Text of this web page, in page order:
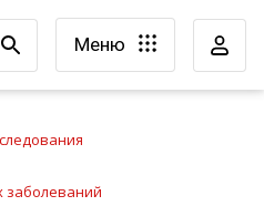
Меню
заболеваний